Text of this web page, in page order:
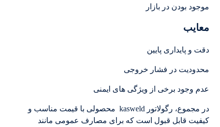
موجود بودن در بازار
معایب
دقت و پایداری پایین
محدودیت در فشار خروجی
عدم وجود برخی از ویژگی های ایمنی
در مجموع، رگولاتور kasweld محصولی با قیمت مناسب و
کیفیت قابل قبول است که برای مصارف عمومی مانند